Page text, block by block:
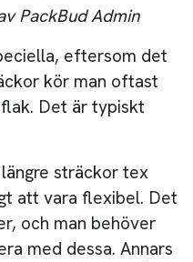
PackBud Admin
eftersom det
kör man oftast
Det är typiskt
sträckor tex
att vara flexibel. Det
och man behöver
med dessa. Annars